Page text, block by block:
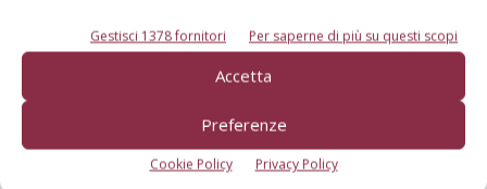
Gestisci 1378 fornitori Per saperne di più su questi scopi
Accetta
Preferenze
Cookie Policy Privacy Policy
Prezzi dei prodotti
ortofrutticoli (dal 9 al 16
Gli scambi di prodotti ortofrutticoli pare abbiano avuto un certo
miglioramento. In generale si è avuta una certa stabilità delle